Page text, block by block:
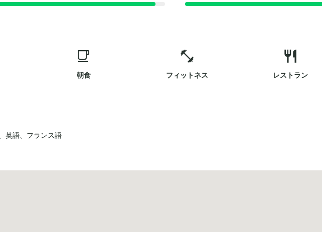
朝食 フィットネス レストラン
英語 フランス語